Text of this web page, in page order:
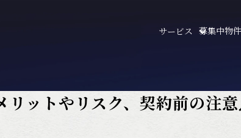
サービス 募集中物件
リットやリスク、契約前の注